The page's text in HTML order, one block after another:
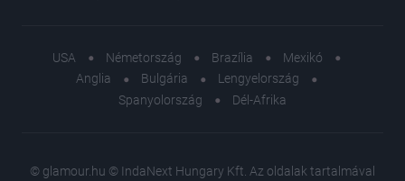
USA Németország Brazília
Mexikó
Anglia
Bulgária
Lengyelország
Spanyolország
Dél-Afrika
© glamour.hu © IndaNext Hungary Kft. Az oldalak tartalmával